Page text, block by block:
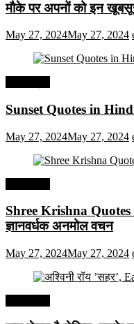
मौके पर अपनों को इन
May 27, 2024May 27, 2024
Sunset Quotes in Hindi
May 27, 2024May 27, 2024
Shree Krishna Quotes
ज्ञानवर्धक अनमोल वचन
May 27, 2024May 27, 2024